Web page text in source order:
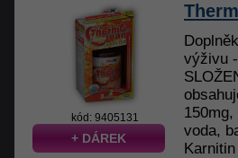
kód: 9405131
+ DÁREK
výživu
voda,